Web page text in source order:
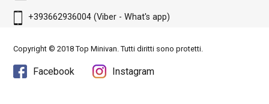
+393662936004 (Viber - What's app)
Copyright © 2018 Top Minivan. Tutti diritti sono protetti.
Facebook Instagram